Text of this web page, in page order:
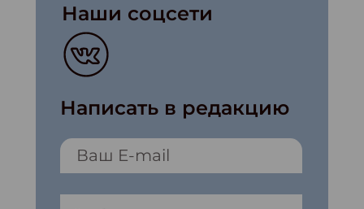
Наши соцсети
Написать в редакцию